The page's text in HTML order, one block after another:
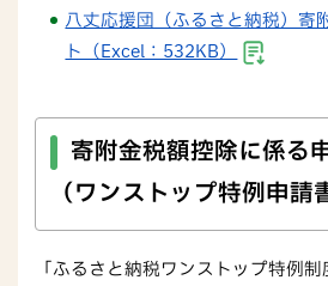
八丈応援団（ふるさと納税）寄
ト（Excel：532KB）
寄附金税額控除に係る
（ワンストップ特例申請
「ふるさと納税ワンストップ特例